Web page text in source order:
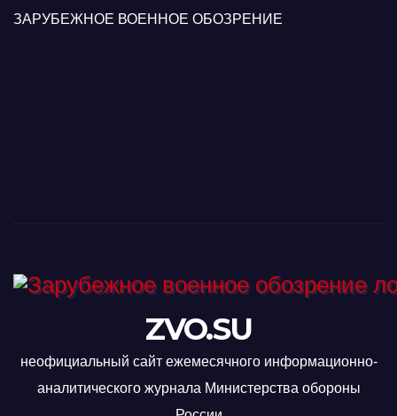
ЗАРУБЕЖНОЕ ВОЕННОЕ ОБОЗРЕНИЕ
ZVO.SU
неофициальный сайт ежемесячного информационно-
аналитического журнала Министерства обороны